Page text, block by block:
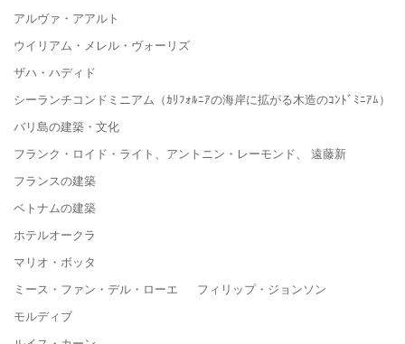
アルヴァ・アアルト
ウイリアム・メレル・ヴォーリズ
ザハ・ハディド
シーランチコンドミニアム（ｶﾘﾌｫﾙﾆｱの海岸に拡がる木造のｺﾝﾄﾞﾐﾆｱﾑ）
バリ島の建築・文化
フランク・ロイド・ライト、アントニン・レーモンド、 遠藤新
フランスの建築
ベトナムの建築
ホテルオークラ
マリオ・ボッタ
ミース・ファン・デル・ローエ フィリップ・ジョンソン
モルディブ